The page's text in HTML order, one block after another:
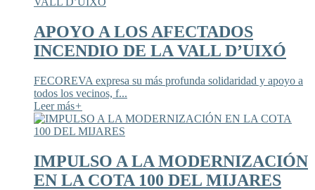
APOYO A LOS AFECTADOS
INCENDIO DE LA VALL D’UIXÓ
FECOREVA expresa su más profunda solidaridad y apoyo a
todos los vecinos, f...
Leer más+
IMPULSO A LA MODERNIZACIÓN
EN LA COTA 100 DEL MIJARES